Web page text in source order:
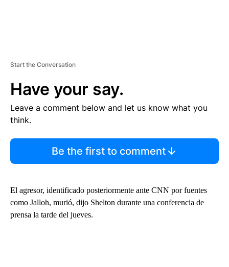
Start the Conversation
Have your say.
Leave a comment below and let us know what you
think.
Be the first to comment
El agresor, identificado posteriormente ante CNN por fuentes
como Jalloh, murió, dijo Shelton durante una conferencia de
prensa la tarde del jueves.